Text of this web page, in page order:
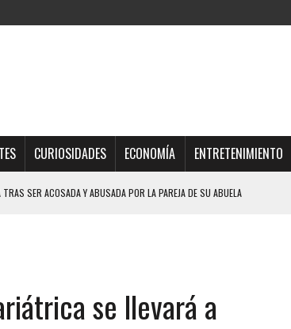
CURIOSIDADES ECONOMÍA ENTRETENIMIENTO
SER ACOSADA Y ABUSADA POR LA PAREJA DE SU ABUELA
DE 13 AÑOS TRAS ABUSAR DE ELLA
TRAS LOS TERREMOTOS: CAYERON DESDE EL PISO NUEVE DEL
se llevará a